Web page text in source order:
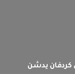
كردفان يدشن